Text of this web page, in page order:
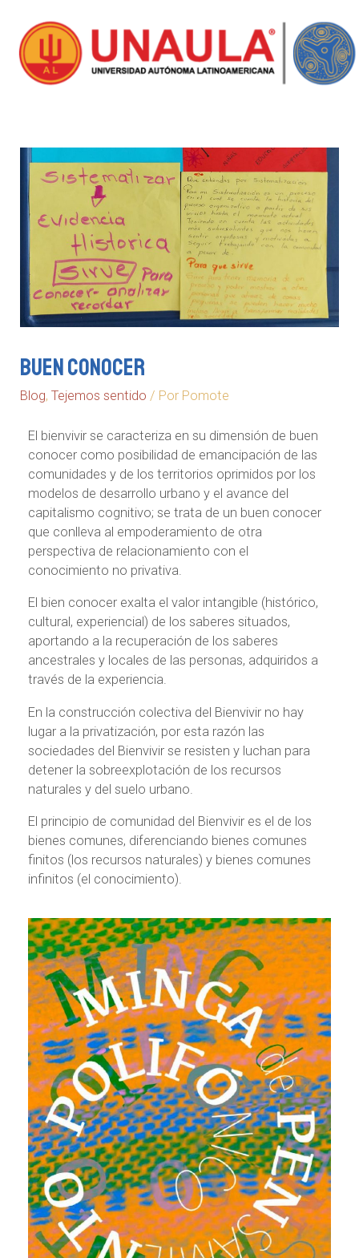
Buen conocer
Blog,Tejemos sentido / Por Pomote
El bienvivir se caracteriza en su dimensión de buen
conocer como posibilidad de emancipación de las
comunidades y de los territorios oprimidos por los
modelos de desarrollo urbano y el avance del
capitalismo cognitivo; se trata de un buen conocer
que conlleva al empoderamiento de otra
perspectiva de relacionamiento con el
conocimiento no privativa.
El bien conocer exalta el valor intangible (histórico,
cultural, experiencial) de los saberes situados,
aportando a la recuperación de los saberes
ancestrales y locales de las personas, adquiridos a
través de la experiencia.
En la construcción colectiva del Bienvivir no hay
lugar a la privatización, por esta razón las
sociedades del Bienvivir se resisten y luchan para
detener la sobreexplotación de los recursos
naturales y del suelo urbano.
El principio de comunidad del Bienvivir es el de los
bienes comunes, diferenciando bienes comunes
finitos (los recursos naturales) y bienes comunes
infinitos (el conocimiento).